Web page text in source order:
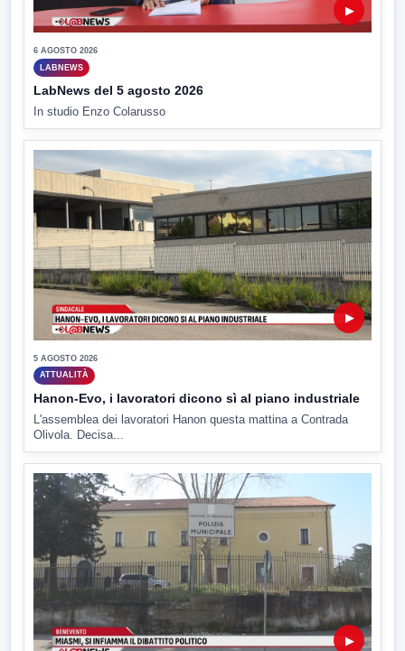
▶
6 AGOSTO 2026
LABNEWS
LabNews del 5 agosto 2026
In studio Enzo Colarusso
▶
5 AGOSTO 2026
ATTUALITÀ
Hanon-Evo, i lavoratori dicono sì al piano industriale
L'assemblea dei lavoratori Hanon questa mattina a Contrada
Olivola. Decisa...
▶